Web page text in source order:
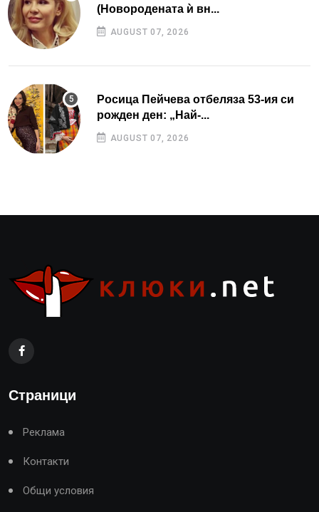
(Новородената ѝ вн...
AUGUST 07, 2026
Росица Пейчева отбеляза 53-ия си
рожден ден: „Най-...
AUGUST 07, 2026
Страници
Реклама
Контакти
Общи условия